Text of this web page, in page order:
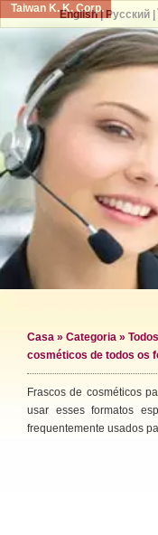
Taiwan K. K. Corp.
Casa » Categoria »
cosméticos de todos os
Frascos de cosméticos
usar esses formatos
frequentemente usados
English| Русский|